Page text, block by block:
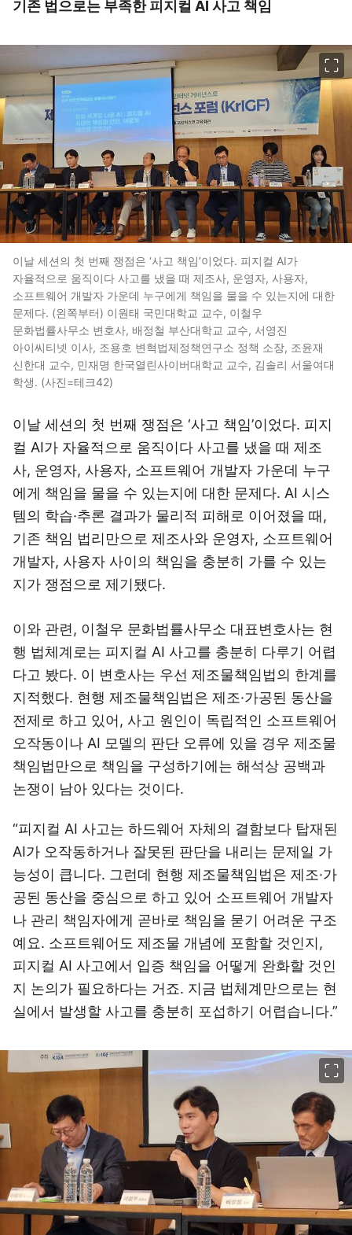
기존 법으로는 부족한 피지컬 AI 사고 책임
이날 세션의 첫 번째 쟁점은 ‘사고 책임’이었다. 피지컬 AI가
자율적으로 움직이다 사고를 냈을 때 제조사, 운영자, 사용자,
소프트웨어 개발자 가운데 누구에게 책임을 물을 수 있는지에 대한
문제다. (왼쪽부터) 이원태 국민대학교 교수, 이철우
문화법률사무소 변호사, 배정철 부산대학교 교수, 서영진
아이씨티넷 이사, 조용호 변혁법제정책연구소 정책 소장, 조윤재
신한대 교수, 민재명 한국열린사이버대학교 교수, 김솔리 서울여대
학생. (사진=테크42)
이날 세션의 첫 번째 쟁점은 ‘사고 책임’이었다. 피지
컬 AI가 자율적으로 움직이다 사고를 냈을 때 제조
사, 운영자, 사용자, 소프트웨어 개발자 가운데 누구
에게 책임을 물을 수 있는지에 대한 문제다. AI 시스
템의 학습·추론 결과가 물리적 피해로 이어졌을 때,
기존 책임 법리만으로 제조사와 운영자, 소프트웨어
개발자, 사용자 사이의 책임을 충분히 가를 수 있는
지가 쟁점으로 제기됐다.
이와 관련, 이철우 문화법률사무소 대표변호사는 현
행 법체계로는 피지컬 AI 사고를 충분히 다루기 어렵
다고 봤다. 이 변호사는 우선 제조물책임법의 한계를
지적했다. 현행 제조물책임법은 제조·가공된 동산을
전제로 하고 있어, 사고 원인이 독립적인 소프트웨어
오작동이나 AI 모델의 판단 오류에 있을 경우 제조물
책임법만으로 책임을 구성하기에는 해석상 공백과
논쟁이 남아 있다는 것이다.
“피지컬 AI 사고는 하드웨어 자체의 결함보다 탑재된
AI가 오작동하거나 잘못된 판단을 내리는 문제일 가
능성이 큽니다. 그런데 현행 제조물책임법은 제조·가
공된 동산을 중심으로 하고 있어 소프트웨어 개발자
나 관리 책임자에게 곧바로 책임을 묻기 어려운 구조
예요. 소프트웨어도 제조물 개념에 포함할 것인지,
피지컬 AI 사고에서 입증 책임을 어떻게 완화할 것인
지 논의가 필요하다는 거죠. 지금 법체계만으로는 현
실에서 발생할 사고를 충분히 포섭하기 어렵습니다.”